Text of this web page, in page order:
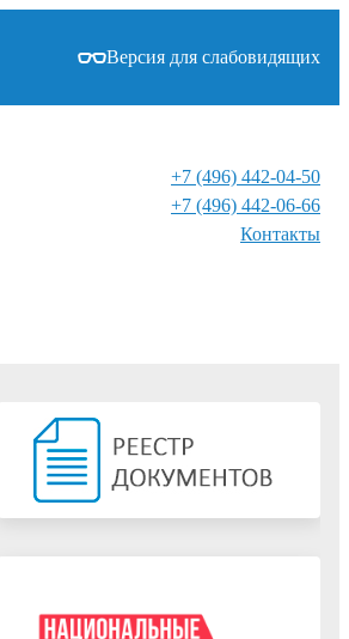
Версия для слабовидящих
+7 (496) 442-04-50
+7 (496) 442-06-66
Контакты⁠